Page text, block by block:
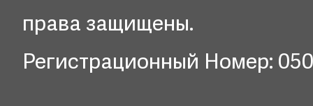
права защищены.
Регистрационный Номер: